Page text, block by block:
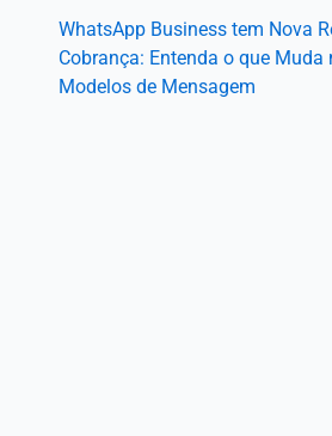
WhatsApp Business tem Nova
Cobrança: Entenda o que Muda
Modelos de Mensagem